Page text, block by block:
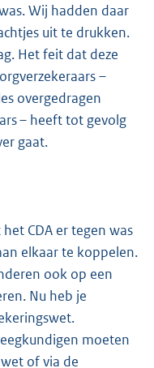
Wij hadden daar
uit te drukken.
Het feit dat deze
–
overgedragen
– heeft tot gevolg
gaat.
CDA er tegen was
elkaar te koppelen.
ook op een
Nu heb je
moeten
of via de